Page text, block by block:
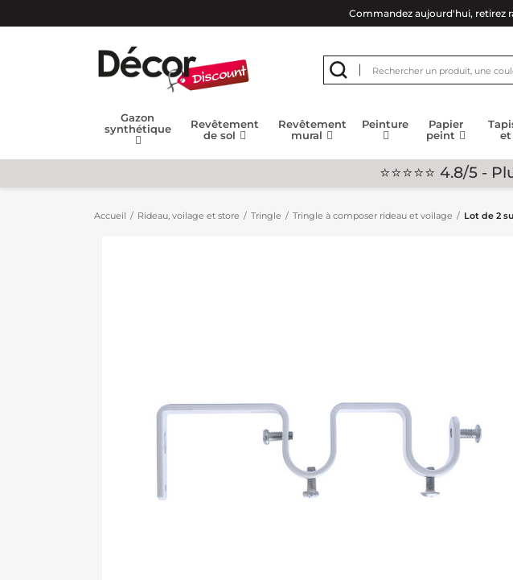
Commandez aujourd'hui, retirez
Gazon
synthétique
Revêtement
de sol
Revêtement
mural
Peinture
Papier
peint
et
⭐⭐⭐⭐⭐ 4.8/5 -
Accueil Rideau, voilage et store Tringle Tringle à composer rideau et voilage Lot de 2